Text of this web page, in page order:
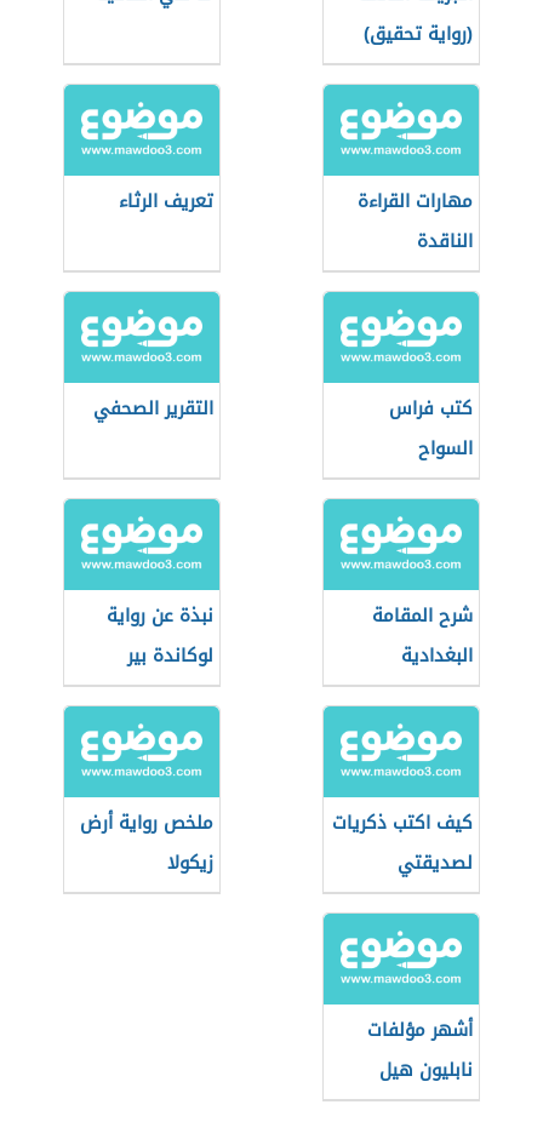
(رواية تحقيق)
مهارات القراءة
الناقدة
تعريف الرثاء
كتب فراس
السواح
التقرير الصحفي
شرح المقامة
البغدادية
نبذة عن رواية
لوكاندة بير
الوطاويط
كيف اكتب ذكريات
لصديقتي
ملخص رواية أرض
زيكولا
أشهر مؤلفات
نابليون هيل